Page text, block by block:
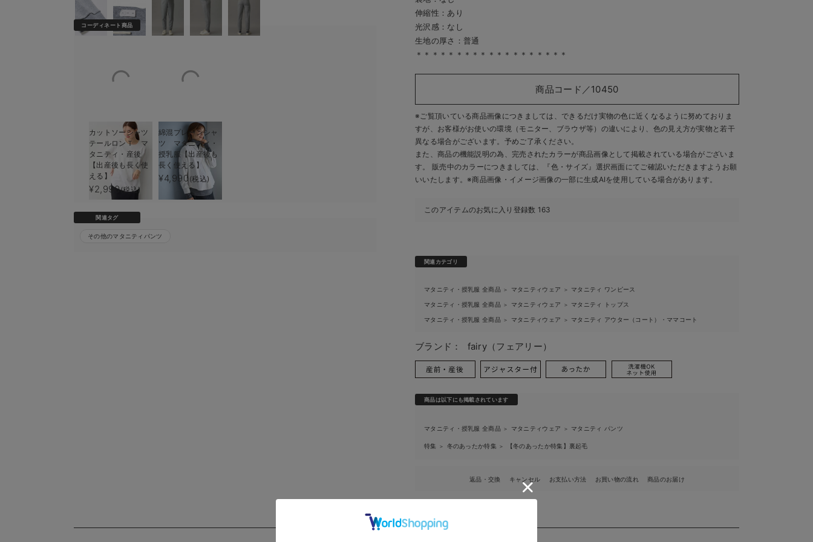
コーディネート商品
カットソーシャツ
テールロンＴ マ
タニティ・産後
【出産後も長く使
える】
¥2,990(税込)
綿混プレーンシャ
ツ マタニティ・
授乳服【出産後も
長く使える】
¥4,990 (税込)
関連タグ
その他のマタニティパンツ
伸縮性：あり
光沢感：なし
生地の厚さ：普通
＊＊＊＊＊＊＊＊＊＊＊＊＊＊＊＊＊＊＊
商品コード／10450
※ご覧頂いている商品画像につきましては、できるだけ実物の色に近くなるように努めておりま
すが、 お客様がお使いの環境（モニター、ブラウザ等）の違いにより、色の見え方が実物と若干
異なる場合がございます。予めご了承ください。
また、商品の機能説明の為、完売されたカラーが商品画像として掲載されている場合がございま
す。 販売中のカラーにつきましては、『色・サイズ』選択画面にてご確認いただきますようお願
いいたします。 ※商品画像・イメージ画像の一部に生成AIを使用している場合があります。
このアイテムのお気に入り登録数 163
関連カテゴリ
マタニティ・授乳服 全商品 ＞ マタニティウェア ＞ マタニティ ワンピース
マタニティ・授乳服 全商品 ＞ マタニティウェア ＞ マタニティ トップス
マタニティ・授乳服 全商品 ＞ マタニティウェア ＞ マタニティ アウター（コート）・ママコート
ブランド： fairy（フェアリー）
商品は以下にも掲載されています
マタニティ・授乳服 全商品 ＞ マタニティウェア ＞ マタニティ パンツ
特集 ＞ 冬のあったか特集 ＞ 【冬のあったか特集】裏起毛
返品・交換 キャンセル お支払い方法 お買い物の流れ 商品のお届け